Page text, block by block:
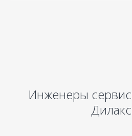
Инженеры